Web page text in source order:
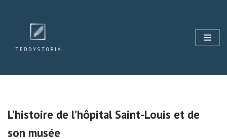
contenu
L’histoire de l’hôpital Saint-Louis et de
son musée